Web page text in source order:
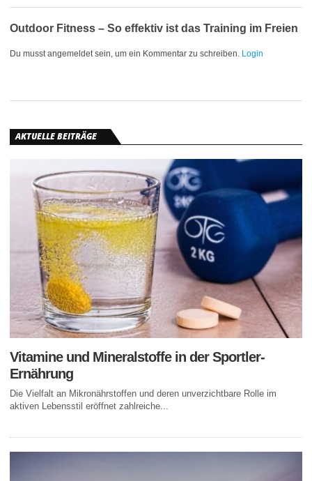
Outdoor Fitness – So effektiv ist das Training im Freien
Du musst angemeldet sein, um ein Kommentar zu schreiben. Login
AKTUELLE BEITRÄGE
Vitamine und Mineralstoffe in der Sportler-
Ernährung
Die Vielfalt an Mikronährstoffen und deren unverzichtbare Rolle im
aktiven Lebensstil eröffnet zahlreiche...